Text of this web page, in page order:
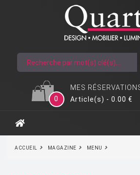
MES
0
Article(s) - 0.00 €
ACCUEIL MAGAZINE MENU